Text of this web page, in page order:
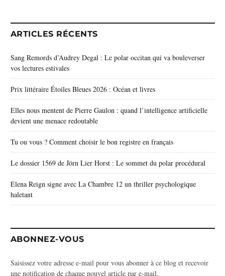
ARTICLES RÉCENTS
Sang Remords d’Audrey Degal : Le polar occitan qui va bouleverser
vos lectures estivales
Prix littéraire Étoiles Bleues 2026 : Océan et livres
Elles nous mentent de Pierre Gaulon : quand l’intelligence artificielle
devient une menace redoutable
Tu ou vous ? Comment choisir le bon registre en français
Le dossier 1569 de Jörn Lier Horst : Le sommet du polar procédural
Elena Reign signe avec La Chambre 12 un thriller psychologique
haletant
ABONNEZ-VOUS
Saisissez votre adresse e-mail pour vous abonner à ce blog et recevoir
une notification de chaque nouvel article par e-mail.